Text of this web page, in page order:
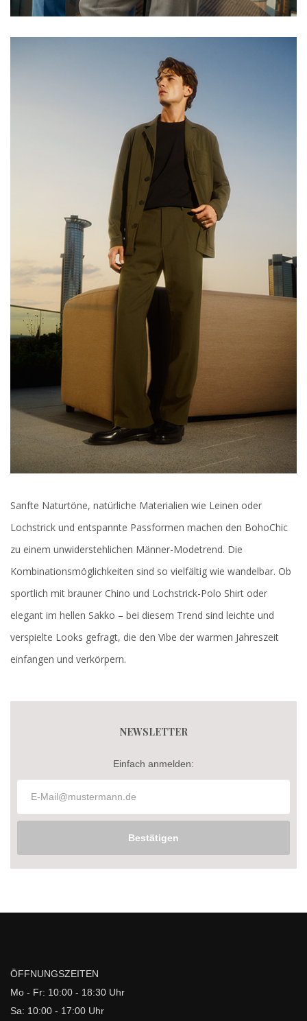
Sanfte Naturtöne, natürliche Materialien wie Leinen oder
Lochstrick und entspannte Passformen machen den BohoChic
zu einem unwiderstehlichen Männer-Modetrend. Die
Kombinationsmöglichkeiten sind so vielfältig wie wandelbar. Ob
sportlich mit brauner Chino und Lochstrick-Polo Shirt oder
elegant im hellen Sakko – bei diesem Trend sind leichte und
verspielte Looks gefragt, die den Vibe der warmen Jahreszeit
einfangen und ver­körpern.
NEWSLETTER
Einfach anmelden:
Bestätigen
ÖFFNUNGSZEITEN
Mo - Fr: 10:00 - 18:30 Uhr
Sa: 10:00 - 17:00 Uhr